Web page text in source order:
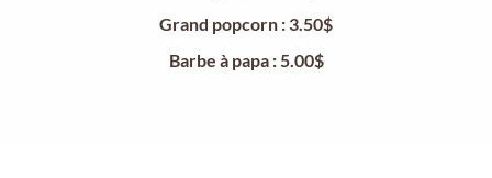
Grand popcorn : 3.50$
Barbe à papa : 5.00$